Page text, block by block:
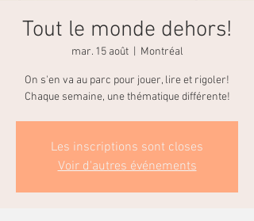
Tout le monde dehors!
mar. 15 août
  |
Montréal
On s'en va au parc pour jouer, lire et rigoler!
Chaque semaine, une thématique différente!
Les inscriptions sont closes
Voir d'autres événements